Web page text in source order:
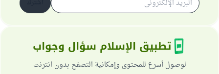
تطبيق الإسلام سؤال وجواب
لوصول أسرع للمحتوى وإمكانية التصفح بدون انترنت